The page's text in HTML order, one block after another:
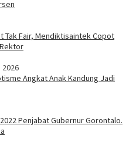
Tak Fair, Mendiktisaintek Copot
Angkat Anak Kandung Jadi
Penjabat Gubernur Gorontalo.